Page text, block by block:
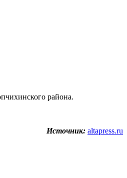
района.
Источник: altapress.ru